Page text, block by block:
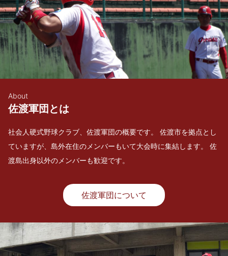
About
佐渡軍団とは
社会人硬式野球クラブ、佐渡軍団の概要です。 佐渡市を拠点とし
ていますが、島外在住のメンバーもいて大会時に集結します。 佐
渡島出身以外のメンバーも歓迎です。
佐渡軍団について